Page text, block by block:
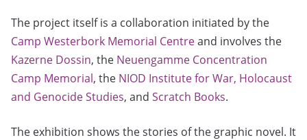
The project itself is a collaboration initiated by the
Camp Westerbork Memorial Centreand involves the
Kazerne Dossin, the Neuengamme Concentration
Camp Memorial, the NIOD Institute for War, Holocaust
and Genocide Studies, and Scratch Books.
The exhibition shows the stories of the graphic novel. It